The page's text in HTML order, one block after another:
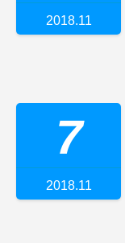
2018.11
7
2018.11